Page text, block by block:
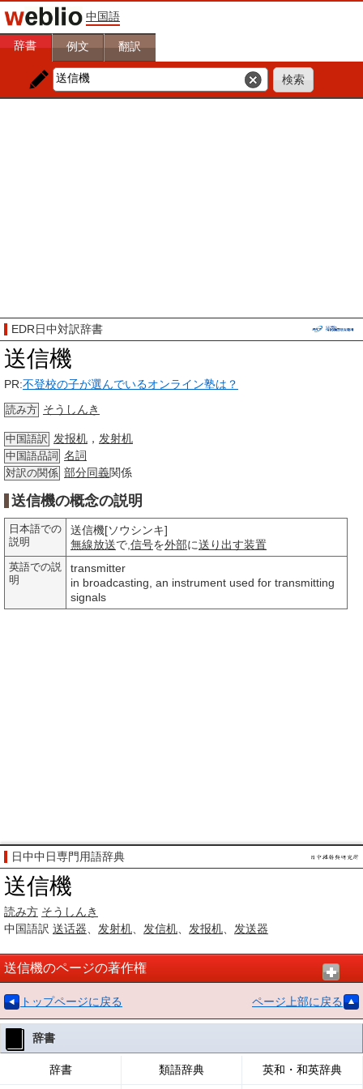
中国語
辞書 例文 翻訳
EDR日中対訳辞書
送信機
PR:不登校の子が選んでいるオンライン塾は？
読み方 そうしんき
中国語訳 发报机 ， 发射机
中国語品詞 名詞
対訳の関係 部分同義関係
送信機の概念の説明
日本語での
説明
送信機[ソウシンキ]
無線放送で, 信号を外部に送り出す装置
英語での説
明
transmitter
in broadcasting, an instrument used for transmitting
signals
日中中日専門用語辞典
送信機
読み方 そうしんき
中国語訳 送话器 发射机 发信机 发报机 发送器
送信機のページの著作権
トップページに戻る ページ上部に戻る
辞書
辞書 類語辞典 英和・和英辞典